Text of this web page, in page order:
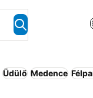
Üdülő Medence